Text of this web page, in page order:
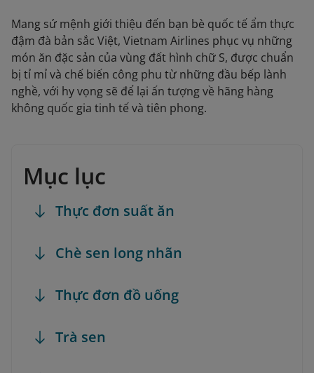
Mang sứ mệnh giới thiệu đến bạn bè quốc tế ẩm thực
đậm đà bản sắc Việt, Vietnam Airlines phục vụ những
món ăn đặc sản của vùng đất hình chữ S, được chuẩn
bị tỉ mỉ và chế biến công phu từ những đầu bếp lành
nghề, với hy vọng sẽ để lại ấn tượng về hãng hàng
không quốc gia tinh tế và tiên phong.
Mục lục
Thực đơn suất ăn
Chè sen long nhãn
Thực đơn đồ uống
Trà sen